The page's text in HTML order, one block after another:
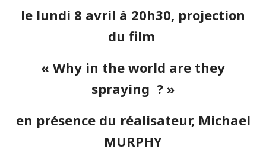
le lundi 8 avril à 20h30, projection
du film
« Why in the world are they
spraying ? »
en présence du réalisateur, Michael
MURPHY